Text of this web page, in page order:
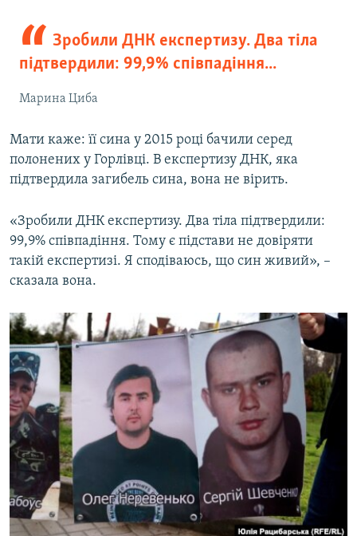
Зробили ДНК експертизу. Два тіла
підтвердили: 99,9% співпадіння...
Марина Циба
Мати каже: її сина у 2015 році бачили серед
полонених у Горлівці. В експертизу ДНК, яка
підтвердила загибель сина, вона не вірить.
«Зробили ДНК експертизу. Два тіла підтвердили:
99,9% співпадіння. Тому є підстави не довіряти
такій експертизі. Я сподіваюсь, що син живий», –
сказала вона.